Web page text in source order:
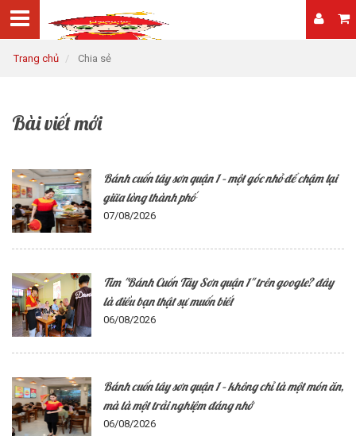
Trang chủ Chia sẻ
Bài viết mới
Bánh cuốn tây sơn quận 1 – một góc nhỏ để chậm lại
giữa lòng thành phố
07/08/2026
Tìm "Bánh Cuốn Tây Sơn quận 1" trên google? đây
là điều bạn thật sự muốn biết
06/08/2026
Bánh cuốn tây sơn quận 1 – không chỉ là một món ăn,
mà là một trải nghiệm đáng nhớ
06/08/2026